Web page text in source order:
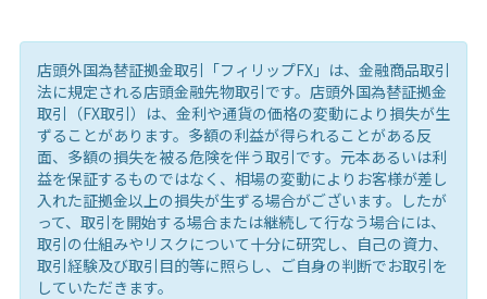
店頭外国為替証拠金取引「フィリップFX」は、金融商品取引
法に規定される店頭金融先物取引です。店頭外国為替証拠金
取引（FX取引）は、金利や通貨の価格の変動により損失が生
ずることがあります。多額の利益が得られることがある反
面、多額の損失を被る危険を伴う取引です。元本あるいは利
益を保証するものではなく、相場の変動によりお客様が差し
入れた証拠金以上の損失が生ずる場合がございます。したが
って、取引を開始する場合または継続して行なう場合には、
取引の仕組みやリスクについて十分に研究し、自己の資力、
取引経験及び取引目的等に照らし、ご自身の判断でお取引を
していただきます。